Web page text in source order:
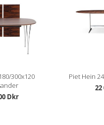
300x120
Dkr
Piet Hein
22